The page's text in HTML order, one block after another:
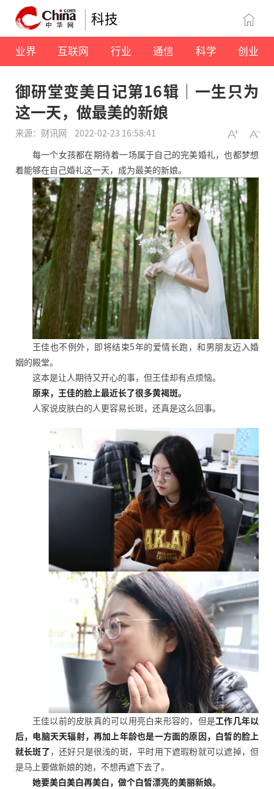
科技
业界 互联网 行业 通信 科学 创业
御研堂变美日记第16辑│一生只为
这一天，做最美的新娘
来源：财讯网 2022-02-23 16:58:41
每一个女孩都在期待着一场属于自己的完美婚礼，也都梦想
着能够在自己婚礼这一天，成为最美的新娘。
王佳也不例外，即将结束5年的爱情长跑，和男朋友迈入婚
姻的殿堂。
这本是让人期待又开心的事，但王佳却有点烦恼。
原来，王佳的脸上最近长了很多黄褐斑。
人家说皮肤白的人更容易长斑，还真是这么回事。
王佳以前的皮肤真的可以用亮白来形容的，但是工作几年以
后，电脑天天辐射，再加上年龄也是一方面的原因，白皙的脸上
就长斑了，还好只是很浅的斑，平时用下遮瑕粉就可以遮掉，但
是马上要做新娘的她，不想再遮下去了。
她要美白美白再美白，做个白皙漂亮的美丽新娘。